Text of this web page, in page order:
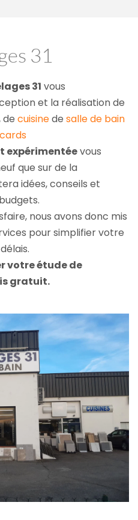
31
31 vous
et la réalisation de
de cuisine de salle de bain
expérimentée vous
que sur de la
idées, conseils et
nous avons donc mis
pour simplifier votre
votre étude de
gratuit.